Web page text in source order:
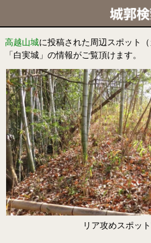
高越山城に投稿された周辺スポット
「白実城」の情報がご覧頂けます。
リア攻めスポット